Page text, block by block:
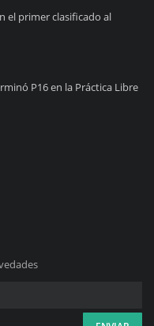
el primer clasificado al
P16 en la Práctica Libre